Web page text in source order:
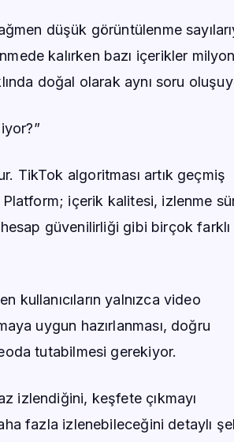
düşük görüntülenme
kalırken bazı içerikler
doğal olarak aynı soru
TikTok algoritması artık geçmiş
içerik kalitesi, izlenme
hesap güvenilirliği gibi birçok farklı
kullanıcıların yalnızca video
uygun hazırlanması, doğru
tutabilmesi gerekiyor.
izlendiğini, keşfete çıkmayı
fazla izlenebileceğini detaylı